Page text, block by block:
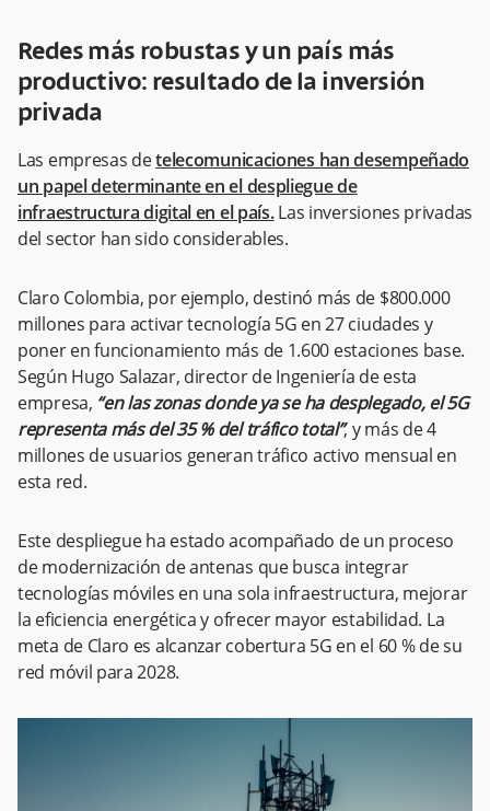
Redes más robustas y un país más
productivo: resultado de la inversión
privada
Las empresas detelecomunicaciones han desempeñado
un papel determinante en el despliegue de
infraestructura digital en el país.Las inversiones privadas
del sector han sido considerables.
Claro Colombia, por ejemplo, destinó más de $800.000
millones para activar tecnología 5G en 27 ciudades y
poner en funcionamiento más de 1.600 estaciones base.
Según Hugo Salazar, director de Ingeniería de esta
empresa, “en las zonas donde ya se ha desplegado, el 5G
representa más del 35 % del tráfico total”, y más de 4
millones de usuarios generan tráfico activo mensual en
esta red.
Este despliegue ha estado acompañado de un proceso
de modernización de antenas que busca integrar
tecnologías móviles en una sola infraestructura, mejorar
la eficiencia energética y ofrecer mayor estabilidad. La
meta de Claro es alcanzar cobertura 5G en el 60 % de su
red móvil para 2028.